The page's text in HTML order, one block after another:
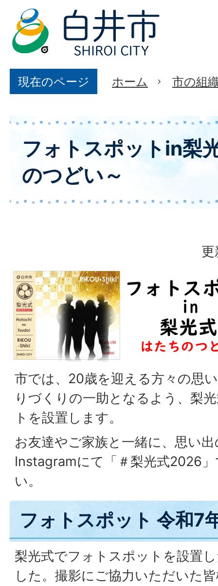
現在のページ ホーム 市の組
フォトスポットin梨
のつどい～
市では、20歳を迎える方々の思
りづくりの一助となるよう、梨
トを設置します。
お友達やご家族と一緒に、思い
Instagramにて「＃梨光式2026
い。
フォトスポット 令和7
梨光式でフォトスポットを設置
した。撮影にご協力いただいた